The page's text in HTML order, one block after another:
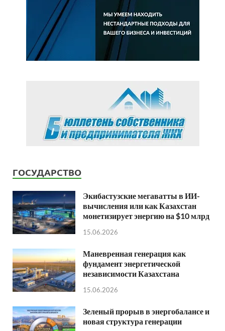
ГОСУДАРСТВО
Экибастузские мегаватты в ИИ-
вычисления или как Казахстан
монетизирует энергию на $10 млрд
15.06.2026
Маневренная генерация как
фундамент энергетической
независимости Казахстана
15.06.2026
Зеленый прорыв в энергобалансе и
новая структура генерации